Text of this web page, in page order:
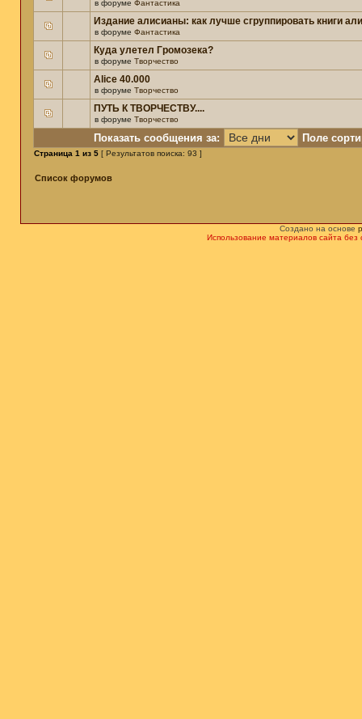
в форуме Фантастика
Издание алисианы: как лучше сгруппировать книги
в форуме Фантастика
Куда улетел Громозека?
в форуме Творчество
Alice 40.000
в форуме Творчество
ПУТЬ К ТВОРЧЕСТВУ....
в форуме Творчество
Показать сообщения за: Поле
Страница 1 из 5 [ Результатов поиска: 93 ]
Список форумов
Создано на основе
Использование материалов сайта